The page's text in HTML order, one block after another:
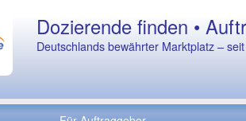
Dozierende finden •
Deutschlands bewährter Marktplatz –